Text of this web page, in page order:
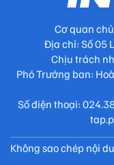
Cơ quan
Địa chỉ: Số 05
Chịu trách
Phó Trưởng ban:
Số điện thoại:
Không sao chép nội